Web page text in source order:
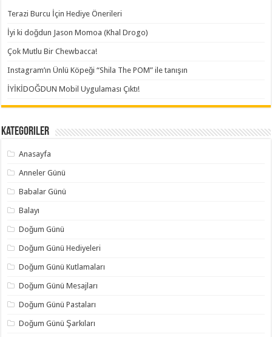
Terazi Burcu İçin Hediye Önerileri
İyi ki doğdun Jason Momoa (Khal Drogo)
Çok Mutlu Bir Chewbacca!
Instagram’ın Ünlü Köpeği “Shila The POM” ile tanışın
İYİKİDOĞDUN Mobil Uygulaması Çıktı!
Kategoriler
Anasayfa
Anneler Günü
Babalar Günü
Balayı
Doğum Günü
Doğum Günü Hediyeleri
Doğum Günü Kutlamaları
Doğum Günü Mesajları
Doğum Günü Pastaları
Doğum Günü Şarkıları